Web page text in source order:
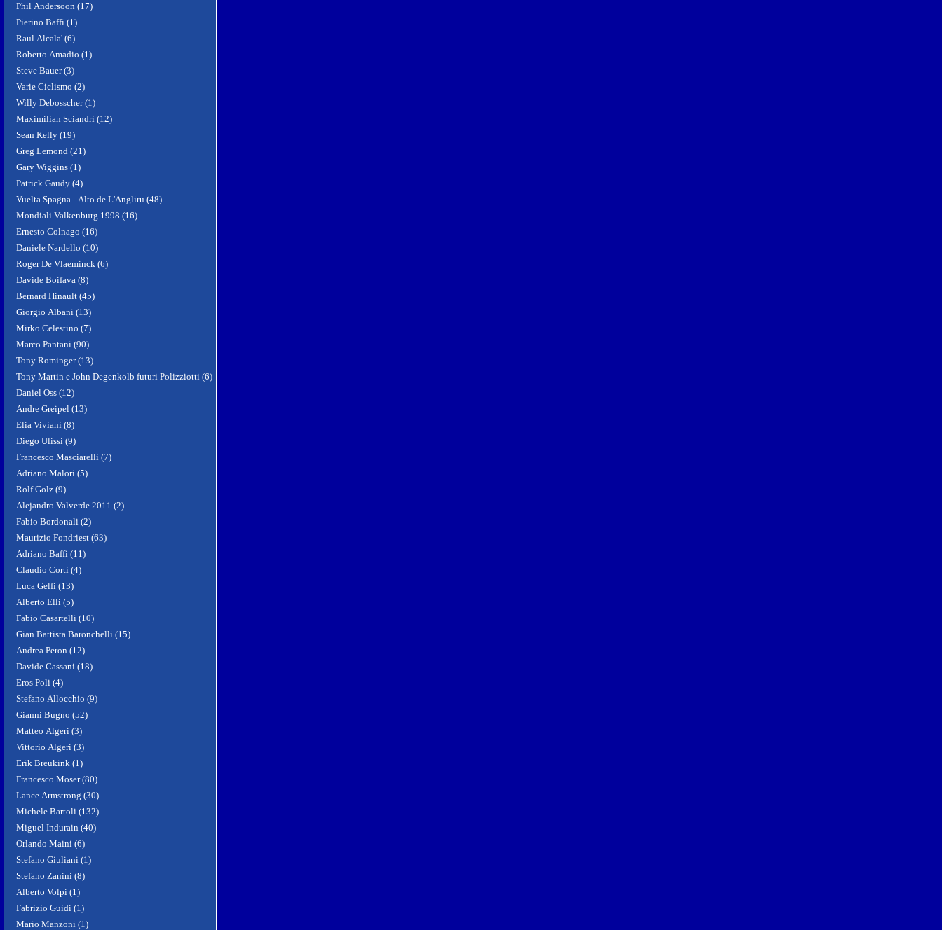
Phil Andersoon (17)
Pierino Baffi (1)
Raul Alcala' (6)
Roberto Amadio (1)
Steve Bauer (3)
Varie Ciclismo (2)
Willy Debosscher (1)
Maximilian Sciandri (12)
Sean Kelly (19)
Greg Lemond (21)
Gary Wiggins (1)
Patrick Gaudy (4)
Vuelta Spagna - Alto de L'Angliru (48)
Mondiali Valkenburg 1998 (16)
Ernesto Colnago (16)
Daniele Nardello (10)
Roger De Vlaeminck (6)
Davide Boifava (8)
Bernard Hinault (45)
Giorgio Albani (13)
Mirko Celestino (7)
Marco Pantani (90)
Tony Rominger (13)
Tony Martin e John Degenkolb futuri Polizziotti (6)
Daniel Oss (12)
Andre Greipel (13)
Elia Viviani (8)
Diego Ulissi (9)
Francesco Masciarelli (7)
Adriano Malori (5)
Rolf Golz (9)
Alejandro Valverde 2011 (2)
Fabio Bordonali (2)
Maurizio Fondriest (63)
Adriano Baffi (11)
Claudio Corti (4)
Luca Gelfi (13)
Alberto Elli (5)
Fabio Casartelli (10)
Gian Battista Baronchelli (15)
Andrea Peron (12)
Davide Cassani (18)
Eros Poli (4)
Stefano Allocchio (9)
Gianni Bugno (52)
Matteo Algeri (3)
Vittorio Algeri (3)
Erik Breukink (1)
Francesco Moser (80)
Lance Armstrong (30)
Michele Bartoli (132)
Miguel Indurain (40)
Orlando Maini (6)
Stefano Giuliani (1)
Stefano Zanini (8)
Alberto Volpi (1)
Fabrizio Guidi (1)
Mario Manzoni (1)